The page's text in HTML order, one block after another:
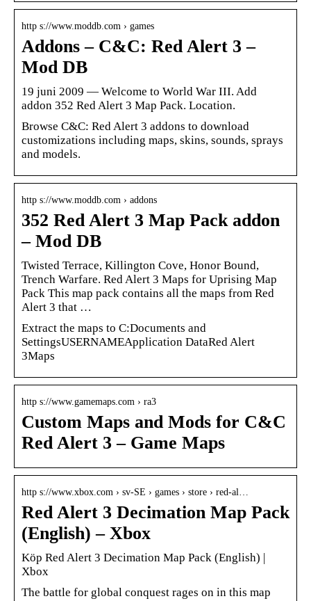
http s://www.moddb.com › games
Addons – C&C: Red Alert 3 –
Mod DB
19 juni 2009 — Welcome to World War III. Add
addon 352 Red Alert 3 Map Pack. Location.
Browse C&C: Red Alert 3 addons to download
customizations including maps, skins, sounds, sprays
and models.
http s://www.moddb.com › addons
352 Red Alert 3 Map Pack addon
– Mod DB
Twisted Terrace, Killington Cove, Honor Bound,
Trench Warfare. Red Alert 3 Maps for Uprising Map
Pack This map pack contains all the maps from Red
Alert 3 that …
Extract the maps to C:Documents and
SettingsUSERNAMEApplication DataRed Alert
3Maps
http s://www.gamemaps.com › ra3
Custom Maps and Mods for C&C
Red Alert 3 – Game Maps
http s://www.xbox.com › sv-SE › games › store › red-al…
Red Alert 3 Decimation Map Pack
(English) – Xbox
Köp Red Alert 3 Decimation Map Pack (English) |
Xbox
The battle for global conquest rages on in this map